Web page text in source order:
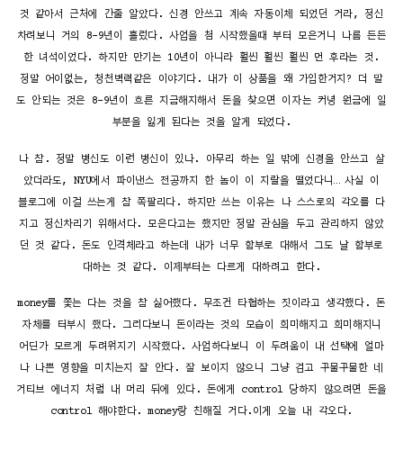
것 같아서 근처에 간줄 알았다. 신경 안쓰고 계속 자동이체 되었던 거라, 정신
차려보니 거의 8-9년이 흘렀다. 사업을 첨 시작했을때 부터 모은거니 나름 든든
한 녀석이었다. 하지만 만기는 10년이 아니라 훨씬 훨씬 훨씬 먼 후라는 것.
정말 어이없는, 청천벽력같은 이야기다. 내가 이 상품을 왜 가입한거지? 더 말
도 안되는 것은 8-9년이 흐른 지금해지해서 돈을 찾으면 이자는 커녕 원금에 일
부분을 잃게 된다는 것을 알게 되었다.
나 참. 정말 병신도 이런 병신이 있나. 아무리 하는 일 밖에 신경을 안쓰고 살
았더라도, NYU에서 파이낸스 전공까지 한 놈이 이 지랄을 떨었다니… 사실 이
블로그에 이걸 쓰는게 참 쪽팔리다. 하지만 쓰는 이유는 나 스스로의 각오를 다
지고 정신차리기 위해서다. 모은다고는 했지만 정말 관심을 두고 관리하지 않았
던 것 같다. 돈도 인격체라고 하는데 내가 너무 함부로 대해서 그도 날 함부로
대하는 것 같다. 이제부터는 다르게 대하려고 한다.
money를 쫓는 다는 것을 참 싫어했다. 무조건 타협하는 짓이라고 생각했다. 돈
자체를 터부시 했다. 그러다보니 돈이라는 것의 모습이 희미해지고 희미해지니
어딘가 모르게 두려워지기 시작했다. 사업하다보니 이 두려움이 내 선택에 얼마
나 나쁜 영향을 미치는지 잘 안다. 잘 보이지 않으니 그냥 검고 꾸물꾸물한 네
거티브 에너지 처럼 내 머리 뒤에 있다. 돈에게 control 당하지 않으려면 돈을
control 해야한다. money랑 친해질 거다.이게 오늘 내 각오다.